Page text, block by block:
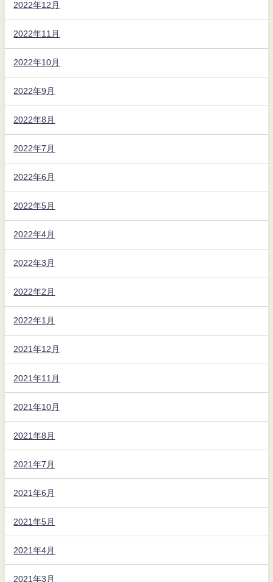
2022年12月
2022年11月
2022年10月
2022年9月
2022年8月
2022年7月
2022年6月
2022年5月
2022年4月
2022年3月
2022年2月
2022年1月
2021年12月
2021年11月
2021年10月
2021年8月
2021年7月
2021年6月
2021年5月
2021年4月
2021年3月